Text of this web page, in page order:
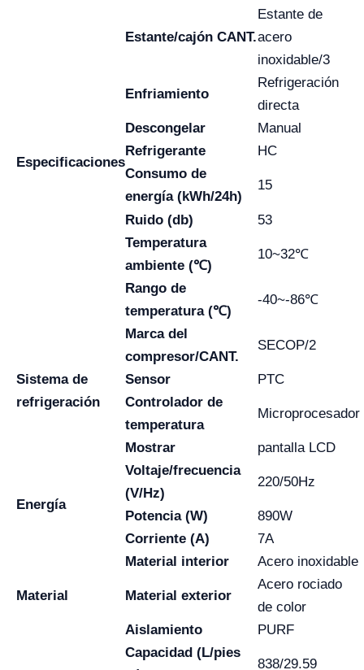
Especificaciones
Estante/cajón CANT.
Estante de
acero
inoxidable/3
Enfriamiento
Refrigeración
directa
Descongelar
Manual
Refrigerante
HC
Consumo de
energía (kWh/24h)
15
Ruido (db)
53
Temperatura
ambiente (℃)
10~32℃
Rango de
temperatura (℃)
-40~-86℃
Sistema de
refrigeración
Marca del
compresor/CANT.
SECOP/2
Sensor
PTC
Controlador de
temperatura
Microprocesador
Mostrar pantalla LCD
Energía
Voltaje/frecuencia
(V/Hz)
220/50Hz
Potencia (W)
890W
Corriente (A)
7A
Material
Material interior Acero inoxidable
Material exterior
Acero rociado
de color
Aislamiento
PURF
Capacidad (L/pies
838/29.59